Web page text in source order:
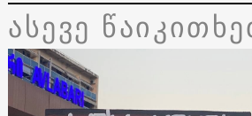
ასევე